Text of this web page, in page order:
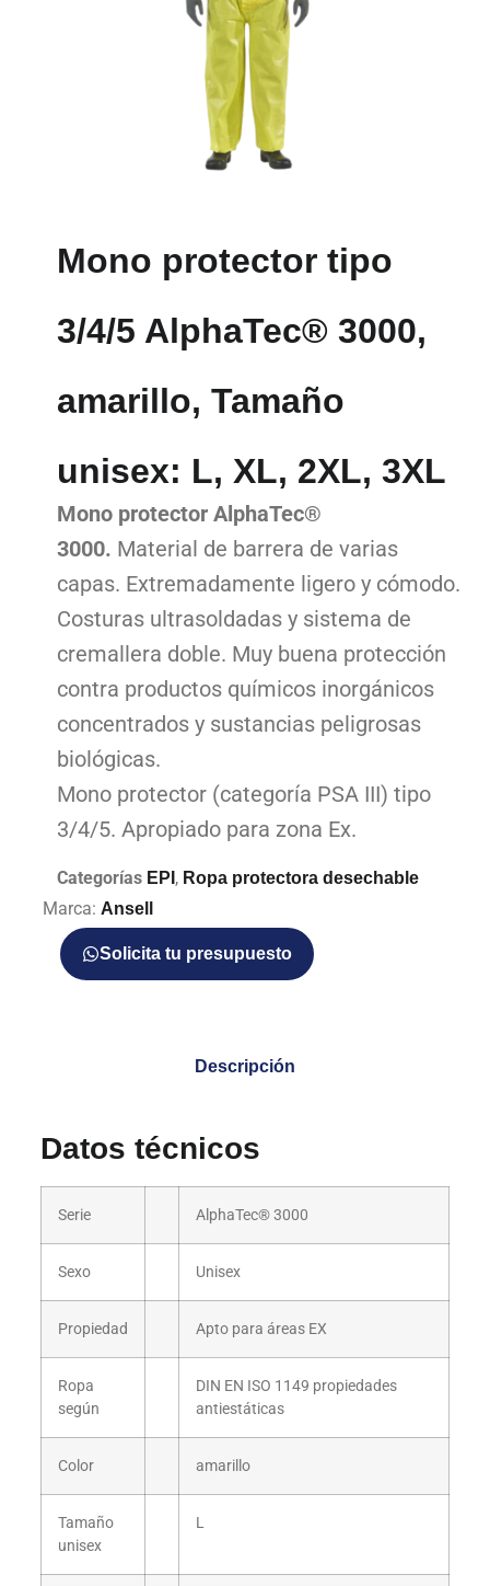
Mono protector tipo
3/4/5 AlphaTec® 3000,
amarillo, Tamaño
unisex: L, XL, 2XL, 3XL
Mono protector AlphaTec®
3000. Material de barrera de varias
capas. Extremadamente ligero y cómodo.
Costuras ultrasoldadas y sistema de
cremallera doble. Muy buena protección
contra productos químicos inorgánicos
concentrados y sustancias peligrosas
biológicas.
Mono protector (categoría PSA III) tipo
3/4/5. Apropiado para zona Ex.
Categorías EPI , Ropa protectora desechable
Marca: Ansell
Solicita tu presupuesto
Descripción
Datos técnicos
Serie AlphaTec® 3000
Sexo Unisex
Propiedad Apto para áreas EX
Ropa
según
DIN EN ISO 1149 propiedades
antiestáticas
Color amarillo
Tamaño
unisex
L